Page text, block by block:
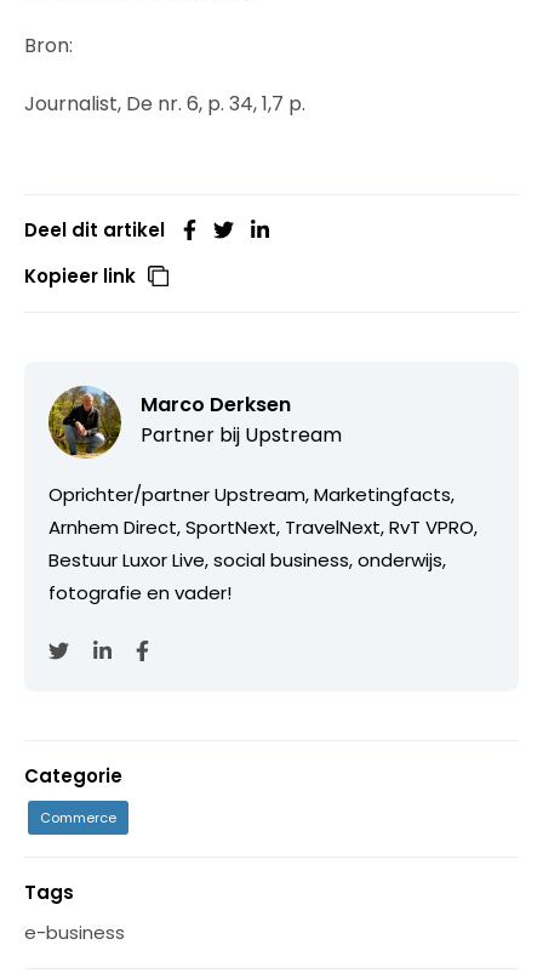
Bron:
Journalist, De nr. 6, p. 34, 1,7 p.
Deel dit artikel
Kopieer link
Marco Derksen
Partner bij Upstream
Oprichter/partner Upstream, Marketingfacts,
Arnhem Direct, SportNext, TravelNext, RvT VPRO,
Bestuur Luxor Live, social business, onderwijs,
fotografie en vader!
Categorie
Commerce
Tags
e-business